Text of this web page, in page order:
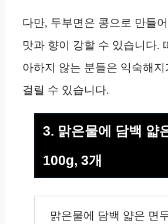
다만, 두부면은 콩으로 만들
맛과 향이 강할 수 있습니다.
아하지 않는 분들은 익숙해지
걸릴 수 있습니다.
3. 맑은물에 담백 얇
100g, 3개
맑은물에 담백 얇은 면